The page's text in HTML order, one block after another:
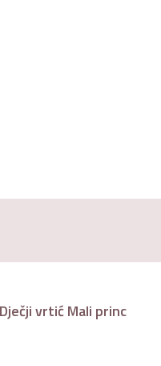
vrtić Mali princ